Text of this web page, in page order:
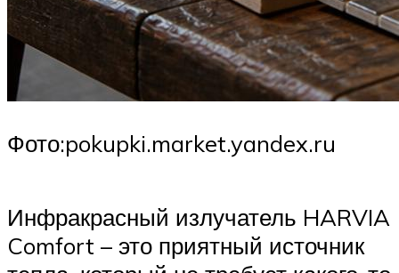
Фото:pokupki.market.yandex.ru
Инфракрасный излучатель HARVIA
Comfort – это приятный источник